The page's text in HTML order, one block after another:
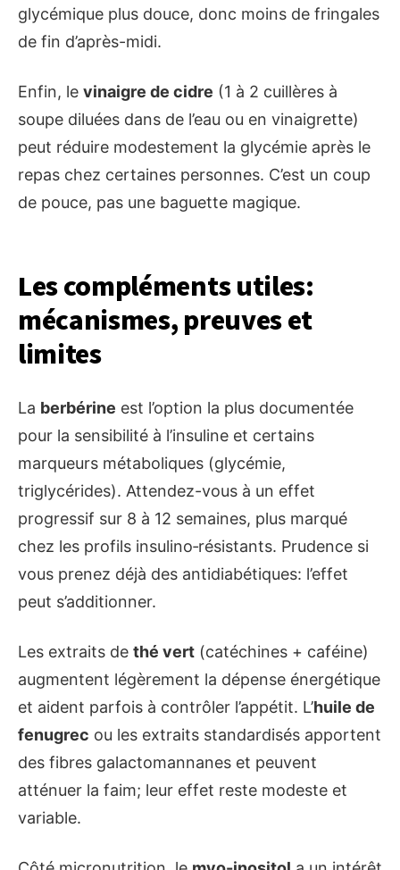
glycémique plus douce, donc moins de fringales
de fin d’après-midi.
Enfin, le vinaigre de cidre (1 à 2 cuillères à
soupe diluées dans de l’eau ou en vinaigrette)
peut réduire modestement la glycémie après le
repas chez certaines personnes. C’est un coup
de pouce, pas une baguette magique.
Les compléments utiles:
mécanismes, preuves et
limites
La berbérine est l’option la plus documentée
pour la sensibilité à l’insuline et certains
marqueurs métaboliques (glycémie,
triglycérides). Attendez-vous à un effet
progressif sur 8 à 12 semaines, plus marqué
chez les profils insulino‑résistants. Prudence si
vous prenez déjà des antidiabétiques: l’effet
peut s’additionner.
Les extraits de thé vert (catéchines + caféine)
augmentent légèrement la dépense énergétique
et aident parfois à contrôler l’appétit. L’huile de
fenugrec ou les extraits standardisés apportent
des fibres galactomannanes et peuvent
atténuer la faim; leur effet reste modeste et
variable.